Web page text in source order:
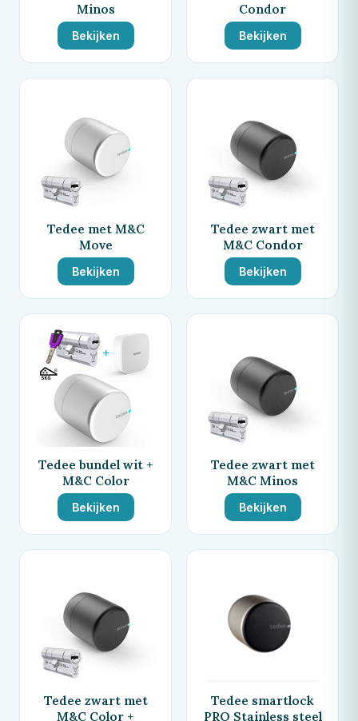
Minos
Bekijken
Condor
Bekijken
Tedee met M&C
Move
Bekijken
Tedee zwart met
M&C Condor
Bekijken
Tedee bundel wit +
M&C Color
Bekijken
Tedee zwart met
M&C Minos
Bekijken
Tedee zwart met
M&C Color +
Tedee smartlock
PRO Stainless steel